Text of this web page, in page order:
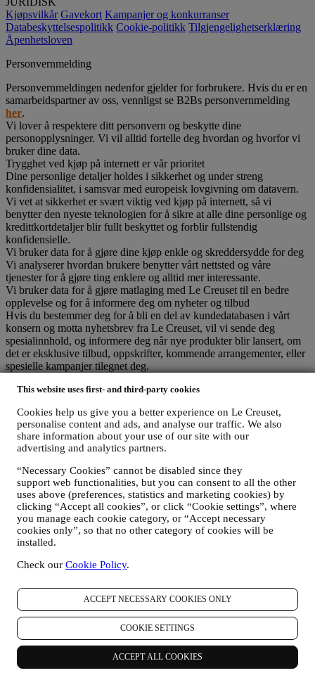
This website uses first- and third-party cookies
Cookies help us give you a better experience on Le Creuset,
personalise content and ads, and analyse our traffic. We also
share information about your use of our site with our
advertising and analytics partners.
“Necessary Cookies” cannot be disabled since they
support web functionalities, but you can consent to all the other
uses above (preferences, statistics and marketing cookies) by
clicking “Accept all cookies”, or click “Cookie settings”, where
you manage each cookie category, or “Accept necessary
cookies only”, so that no other category of cookies will be
installed.
Check our Cookie Policy.
ACCEPT NECESSARY COOKIES ONLY
COOKIE SETTINGS
ACCEPT ALL COOKIES
Kjøpsvilkår Gavekort Kampanjer og konkurranser
Databeskyttelsespolitikk Cookie-politikk Tilgjengelighetserklæring
Åpenhetsloven
Personvernmelding
Personvernmeldingen nedenfor gjelder for forbrukere. Hvis du er en
samarbeidspartner av oss, vennligst se B2Bs personvernmelding
her.
Vi lover å respektere ditt personvern og beskytte dine
personopplysninger. Vi vil alltid fortelle deg hvordan og hvorfor vi
bruker dine data.
Trygghet ved kjøp på internett er vår prioritet
Dine personlige detaljer holdes i sikkerhet og under streng
konfidensialitet, i samsvar med europeisk lovgivning om datavern.
Vi vet at sikkerhet er svært viktig ved kjøp på internett, så vi
benytter den nyeste teknologien for å sikre at alle dine personlige og
kredittkortdetaljer blir fullt beskyttet og forblir fullstendig
konfidensielle.
Vi bruker data for å gjøre dine kjøp enkle og skreddersydde for deg
Vi analyserer hvordan brukere benytter vårt nettsted og våre
tjenester for å gjøre ting enklere og alltid mer interessante.
Vi bruker data for å gjøre matlaging med Le Creuset til en bedre
opplevelse og for å informere deg om nyheter og tilbud
Hvis du bestemmer deg for å bli en del av kundedatabasen i vårt
konsern og motta nyhetsbrev fra Le Creuset, vil vi sende deg
spesialinnhold, og informere deg når nye produkter blir lansert, om
det er eksklusive tilbud, oppskrifter, kommende arrangementer, eller
spesielle kampanjer tilegnet deg.
Husk at du har kontroll over dine data og du kan styre dine
markedsføring fra oss, kan du klikke på avregistreringsknappen i
slutten av alle nyhetsbrev eller revidere dine preferanser.
Vennligst vær forsikret om at vi aldri vil overlevere dine detaljer til
tredjepartsorganisasjoner for deres egen markedsføring uten at du
har gitt tillatelse.
For eventuelle opplysninger eller for å utøve dine
personvernrettigheter, kan du sende oss e-post til
privacy@lecreuset.com.
LE CREUSET PERSONVERNMELDING I SIN HELHET
Le Creuset har et sterkt engasjement for å beskytte dine
personopplysninger og ditt personvern, og denne meldingen
personopplysninger i samsvar med EU-lovgivningen om personvern
personvernlov som gjelder i ditt land, territorium eller sted
(«personvernlovene»).
1. Når og hvilken type opplysninger samler vi inn fra deg?
«Personopplysninger» betyr alle opplysninger knyttet til deg og som
gjør det mulig for oss å identifisere deg, enten direkte eller i
kombinasjon med andre opplysninger.
Barn: Vi ber ikke om personopplysninger fra barn. Du må være 18